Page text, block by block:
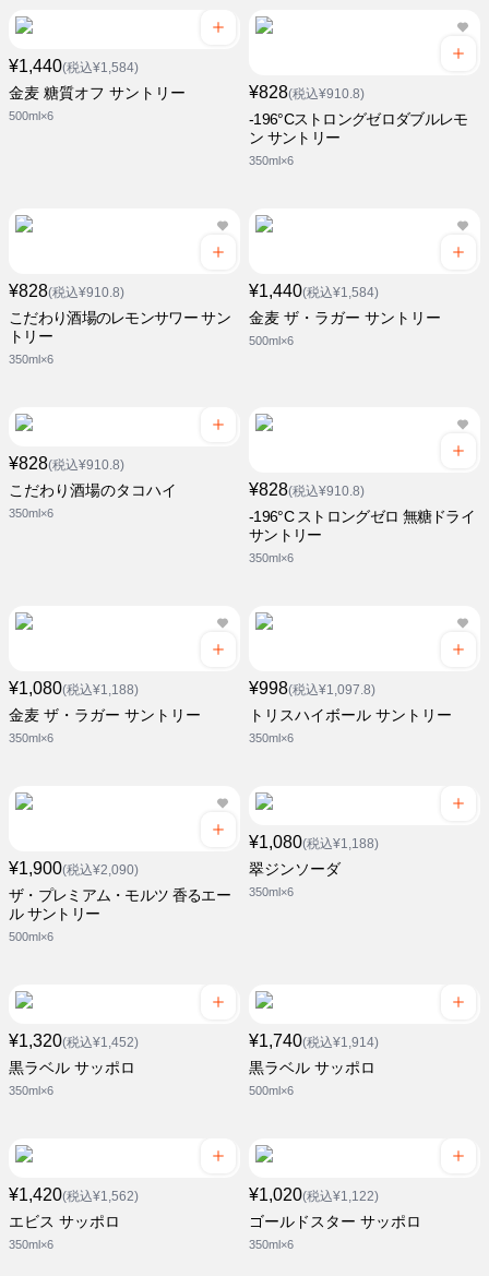
¥1,440(税込¥1,584)
金麦 糖質オフ サントリー
500ml×6
¥828(税込¥910.8)
-196°Cストロングゼロダブルレモ
ン サントリー
350ml×6
¥828(税込¥910.8)
こだわり酒場のレモンサワー サン
トリー
350ml×6
¥1,440(税込¥1,584)
金麦 ザ・ラガー サントリー
500ml×6
¥828(税込¥910.8)
こだわり酒場のタコハイ
350ml×6
¥828(税込¥910.8)
-196°C ストロングゼロ 無糖ドライ
サントリー
350ml×6
¥1,080(税込¥1,188)
金麦 ザ・ラガー サントリー
350ml×6
¥998(税込¥1,097.8)
トリスハイボール サントリー
350ml×6
¥1,900(税込¥2,090)
ザ・プレミアム・モルツ 香るエー
ル サントリー
500ml×6
¥1,080(税込¥1,188)
翠ジンソーダ
350ml×6
¥1,320(税込¥1,452)
黒ラベル サッポロ
350ml×6
¥1,740(税込¥1,914)
黒ラベル サッポロ
500ml×6
¥1,420(税込¥1,562)
エビス サッポロ
350ml×6
¥1,020(税込¥1,122)
ゴールドスター サッポロ
350ml×6